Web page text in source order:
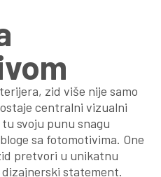
zid više nije samo
centralni vizualni
svoju punu snagu
sa fotomotivima. One
pretvori u unikatnu
statement.